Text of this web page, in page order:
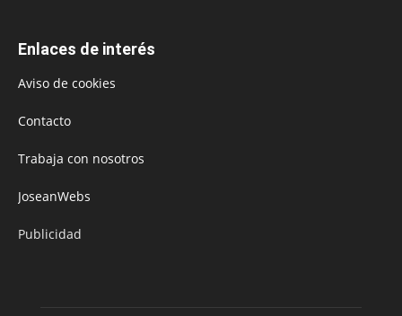
Enlaces de interés
Aviso de cookies
Contacto
Trabaja con nosotros
JoseanWebs
Publicidad